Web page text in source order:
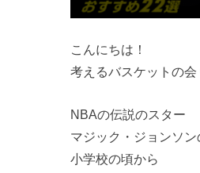
こんにちは！
考えるバスケットの会
NBAの伝説のスター
マジック・ジョンソ
小学校の頃から